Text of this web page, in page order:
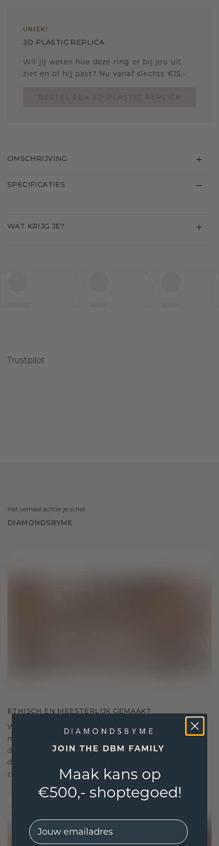
UNIEK!
3D PLASTIC REPLICA
Wil jij weten hoe deze ring er bij jou uit
ziet en of hij past? Nu vanaf slechts €15,-
OMSCHRIJVING
SPECIFICATIES
WAT KRIJG JE?
Trustpilot
Het verhaal achter je schat
DIAMONDSBYME
ETHISCH EN MEESTERLIJK GEMAAKT
We gebruiken alleen de beste, milieuvriendelijke
materialen en lab-grown diamanten. Onze
deskundige goudsmeden combineren
duurzaamheid met ongeëvenaard vakmanschap,
zodat je sieraden zowel ethisch als prachtig zijn.
JOIN THE DBM FAMILY
Maak kans op
€500,- shoptegoed!
EMail